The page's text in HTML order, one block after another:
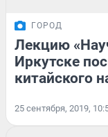
ГОРОД
Лекцию
Иркутске
китайского
25 сентября, 2019,